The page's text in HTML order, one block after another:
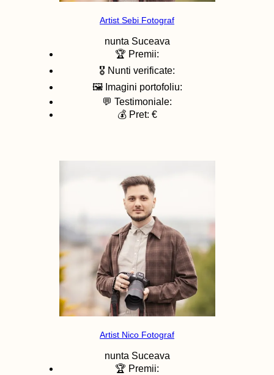
Artist Sebi Fotograf
nunta Suceava
🏆 Premii:
🎖️ Nunti verificate:
🖼️ Imagini portofoliu:
💬 Testimoniale:
💰 Pret: €
Artist Nico Fotograf
nunta Suceava
🏆 Premii: